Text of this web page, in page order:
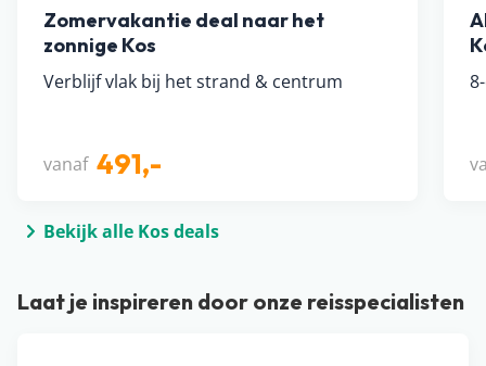
Zomervakantie deal naar het
zonnige Kos
Verblijf vlak bij het strand & centrum
vanaf 491,-
Bekijk alle Kos deals
Laat je inspireren door onze reisspecialisten